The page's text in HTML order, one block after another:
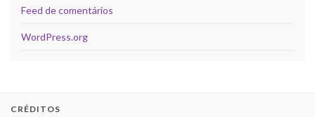
Feed de comentários
WordPress.org
CRÉDITOS